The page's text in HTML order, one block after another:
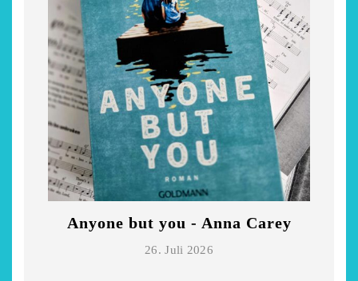
Anyone but you - Anna Carey
26. Juli 2026